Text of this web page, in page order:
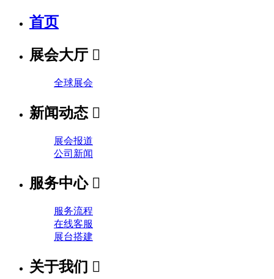
首页
展会大厅 
全球展会
新闻动态 
展会报道
公司新闻
服务中心 
服务流程
在线客服
展台搭建
关于我们 